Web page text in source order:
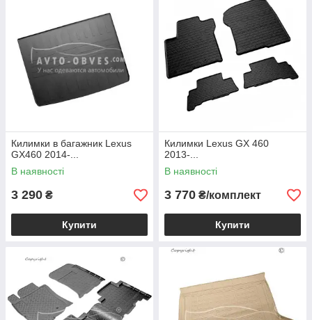
Килимки в багажник Lexus
GX460 2014-...
В наявності
3 290 ₴
Купити
Килимки Lexus GX 460
2013-...
В наявності
3 770 ₴/комплект
Купити